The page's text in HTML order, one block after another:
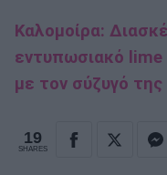
Καλομοίρα:
εντυπωσιακό lime
με τον σύζυγό της
19
SHARES